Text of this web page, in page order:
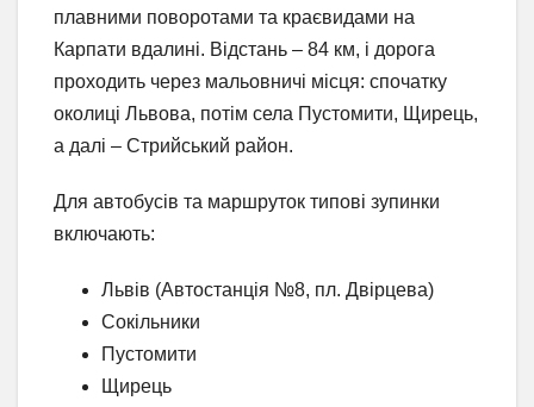
плавними поворотами та краєвидами на
Карпати вдалині. Відстань – 84 км, і дорога
проходить через мальовничі місця: спочатку
околиці Львова, потім села Пустомити, Щирець,
а далі – Стрийський район.
Для автобусів та маршруток типові зупинки
включають:
Львів (Автостанція №8, пл. Двірцева)
Сокільники
Пустомити
Щирець